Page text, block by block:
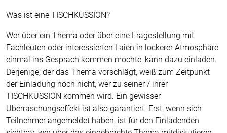
Was ist eine TISCHKUSSION?
Wer über ein Thema oder über eine Fragestellung mit
Fachleuten oder interessierten Laien in lockerer Atmosphäre
einmal ins Gespräch kommen möchte, kann dazu einladen.
Derjenige, der das Thema vorschlägt, weiß zum Zeitpunkt
der Einladung noch nicht, wer zu seiner / ihrer
TISCHKUSSION kommen wird. Ein gewisser
Überraschungseffekt ist also garantiert. Erst, wenn sich
Teilnehmer angemeldet haben, ist für den Einladenden